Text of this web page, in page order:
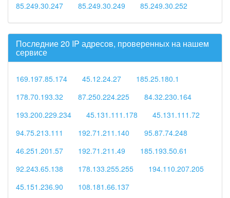
85.249.30.247
85.249.30.249 85.249.30.252
Последние 20 IP адресов, проверенных на нашем
сервисе
169.197.85.174 45.12.24.27
185.25.180.1
178.70.193.32
87.250.224.225
84.32.230.164
193.200.229.234
45.131.111.178
45.131.111.72
94.75.213.111
192.71.211.140
95.87.74.248
46.251.201.57
192.71.211.49
185.193.50.61
92.243.65.138
178.133.255.255
194.110.207.205
45.151.236.90
108.181.66.137